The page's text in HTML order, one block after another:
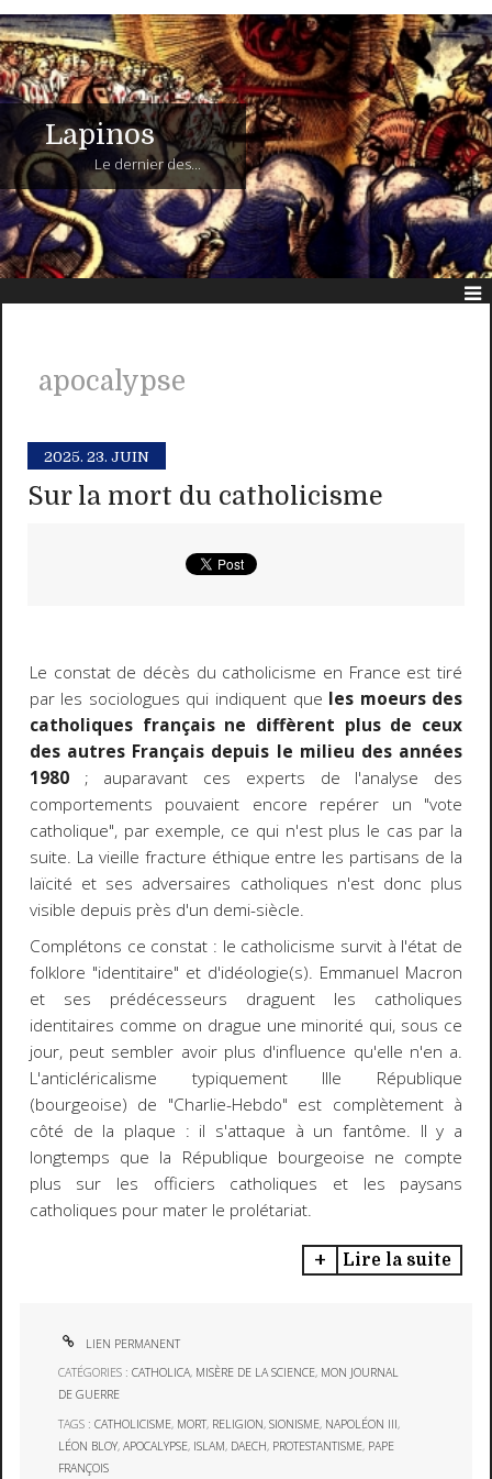
Lapinos
Le dernier des...
apocalypse
2025. 23. JUIN
Sur la mort du catholicisme
Le constat de décès du catholicisme en France est tiré
par les sociologues qui indiquent que les moeurs des
catholiques français ne diffèrent plus de ceux
des autres Français depuis le milieu des années
1980; auparavant ces experts de l'analyse des
comportements pouvaient encore repérer un "vote
catholique", par exemple, ce qui n'est plus le cas par la
suite. La vieille fracture éthique entre les partisans de la
laïcité et ses adversaires catholiques n'est donc plus
visible depuis près d'un demi-siècle.
Complétons ce constat : le catholicisme survit à l'état de
folklore "identitaire" et d'idéologie(s). Emmanuel Macron
et ses prédécesseurs draguent les catholiques
identitaires comme on drague une minorité qui, sous ce
jour, peut sembler avoir plus d'influence qu'elle n'en a.
L'anticléricalisme typiquement IIIe République
(bourgeoise) de "Charlie-Hebdo" est complètement à
côté de la plaque : il s'attaque à un fantôme. Il y a
longtemps que la République bourgeoise ne compte
plus sur les officiers catholiques et les paysans
catholiques pour mater le prolétariat.
Lire la suite
LIEN PERMANENT
CATÉGORIES :CATHOLICA, MISÈRE DE LA SCIENCE, MON JOURNAL
DE GUERRE
TAGS :CATHOLICISME, MORT, RELIGION,SIONISME, NAPOLÉON III,
LÉON BLOY,APOCALYPSE, ISLAM, DAECH, PROTESTANTISME, PAPE
FRANÇOIS